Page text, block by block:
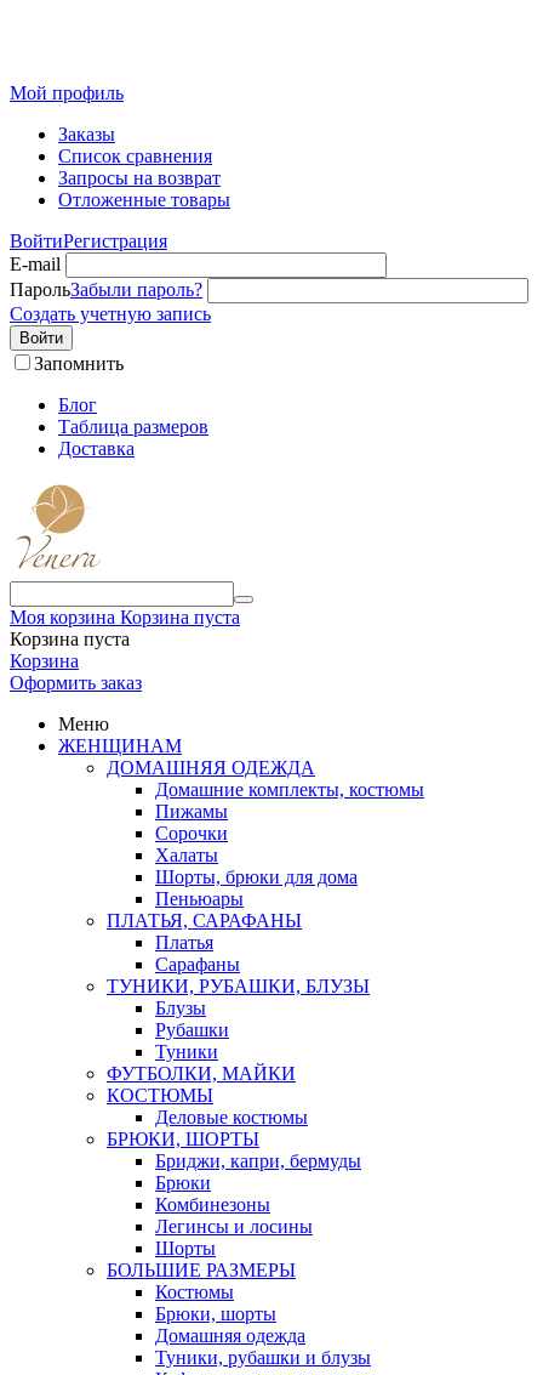
Мой профиль
Заказы
Список сравнения
Запросы на возврат
Отложенные товары
ВойтиРегистрация
E-mail
ПарольЗабыли пароль?
Создать учетную запись
Войти
Запомнить
Блог
Таблица размеров
Доставка
Моя корзина Корзина пуста
Корзина пуста
Корзина
Оформить заказ
Меню
ЖЕНЩИНАМ
ДОМАШНЯЯ ОДЕЖДА
Домашние комплекты, костюмы
Пижамы
Сорочки
Халаты
Шорты, брюки для дома
Пеньюары
ПЛАТЬЯ, САРАФАНЫ
Платья
Сарафаны
ТУНИКИ, РУБАШКИ, БЛУЗЫ
Блузы
Рубашки
Туники
ФУТБОЛКИ, МАЙКИ
КОСТЮМЫ
Деловые костюмы
БРЮКИ, ШОРТЫ
Бриджи, капри, бермуды
Брюки
Комбинезоны
Легинсы и лосины
Шорты
БОЛЬШИЕ РАЗМЕРЫ
Костюмы
Брюки, шорты
Домашняя одежда
Туники, рубашки и блузы